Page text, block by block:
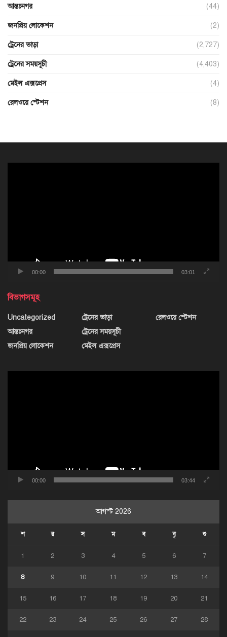
আন্তঃনগর (44)
জনপ্রিয় লোকেশন (2)
ট্রেনের ভাড়া (2,727)
ট্রেনের সময়সূচী (4,403)
মেইল এক্সপ্রেস (4)
রেলওয়ে স্টেশন (8)
00:00 03:01
বিভাগসমূহ
Uncategorized
আন্তঃনগর
জনপ্রিয় লোকেশন
ট্রেনের ভাড়া
ট্রেনের সময়সূচী
মেইল এক্সপ্রেস
রেলওয়ে স্টেশন
00:00 03:44
আগস্ট 2026
শ র স ম ব বৃ শু
1 2 3 4 5 6 7
8 9 10 11 12 13 14
15 16 17 18 19 20 21
22 23 24 25 26 27 28